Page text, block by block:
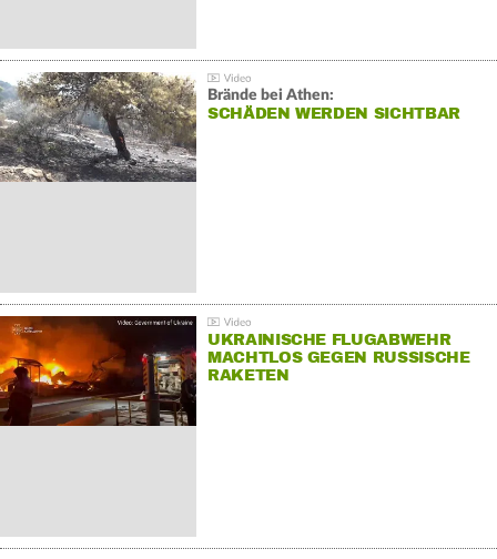
Brände bei Athen:
SCHÄDEN WERDEN SICHTBAR
UKRAINISCHE FLUGABWEHR
MACHTLOS GEGEN RUSSISCHE
RAKETEN